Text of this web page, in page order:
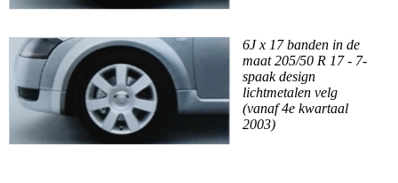
6J x 17 banden in de
maat 205/50 R 17 - 7-
spaak design
lichtmetalen velg
(vanaf 4e kwartaal
2003)